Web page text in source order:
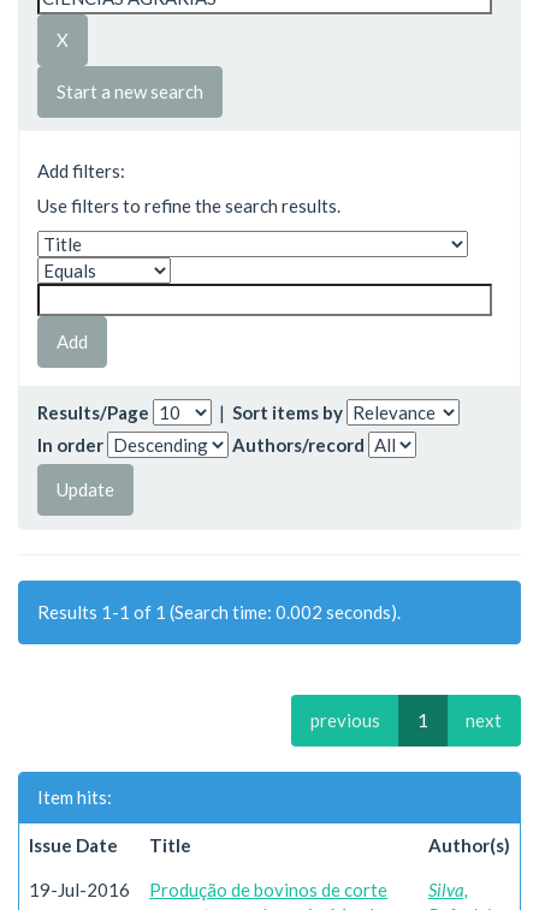
Start a new search
Add filters:
Use filters to refine the search results.
Results/Page | Sort items by
In order
Authors/record
Results 1-1 of 1 (Search time: 0.002 seconds).
previous 1 next
Item hits:
Issue Date Title Author(s)
19-Jul-2016
Produção de bovinos de corte
Silva,